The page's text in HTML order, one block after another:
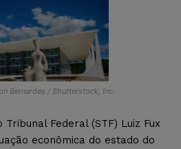
Bernardes / Shutterstock, Inc.
Federal (STF) Luiz Fux
econômica do estado do